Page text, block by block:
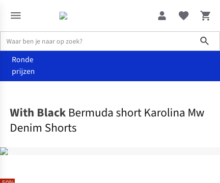
Ronde
prijzen
With Black Bermuda short Karolina Mw
Denim Shorts